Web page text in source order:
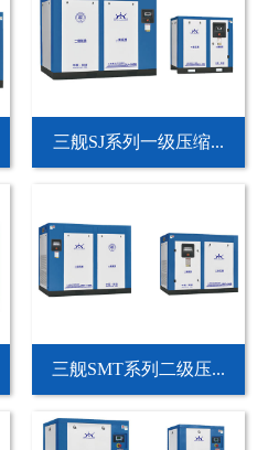
三舰SJ系列一级压缩...
三舰SMT系列二级压...